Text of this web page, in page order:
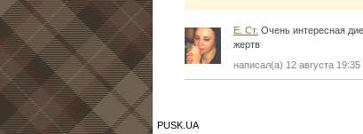
Е. Ст. Очень интересная
жертв
написал(а) 12 августа
PUSK.UA